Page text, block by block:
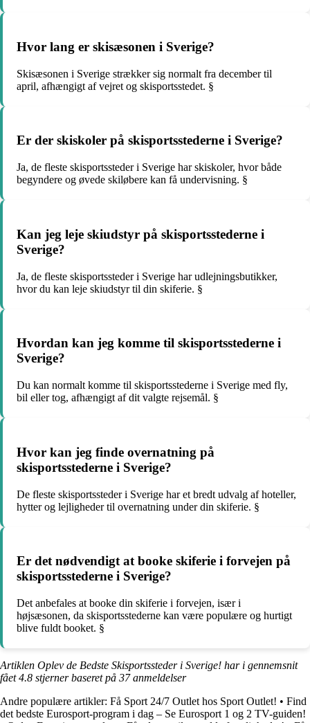
Hvor lang er skisæsonen i Sverige?
Skisæsonen i Sverige strækker sig normalt fra december til
april, afhængigt af vejret og skisportsstedet. §
Er der skiskoler på skisportsstederne i Sverige?
Ja, de fleste skisportssteder i Sverige har skiskoler, hvor både
begyndere og øvede skiløbere kan få undervisning. §
Kan jeg leje skiudstyr på skisportsstederne i
Sverige?
Ja, de fleste skisportssteder i Sverige har udlejningsbutikker,
hvor du kan leje skiudstyr til din skiferie. §
Hvordan kan jeg komme til skisportsstederne i
Sverige?
Du kan normalt komme til skisportsstederne i Sverige med fly,
bil eller tog, afhængigt af dit valgte rejsemål. §
Hvor kan jeg finde overnatning på
skisportsstederne i Sverige?
De fleste skisportssteder i Sverige har et bredt udvalg af hoteller,
hytter og lejligheder til overnatning under din skiferie. §
Er det nødvendigt at booke skiferie i forvejen på
skisportsstederne i Sverige?
Det anbefales at booke din skiferie i forvejen, især i
højsæsonen, da skisportsstederne kan være populære og hurtigt
blive fuldt booket. §
Artiklen Oplev de Bedste Skisportssteder i Sverige! har i gennemsnit
fået4.8 stjerner baseret på 37anmeldelser
Andre populære artikler: Få Sport 24/7 Outlet hos Sport Outlet! • Find
det bedste Eurosport-program i dag – Se Eurosport 1 og 2 TV-guiden!